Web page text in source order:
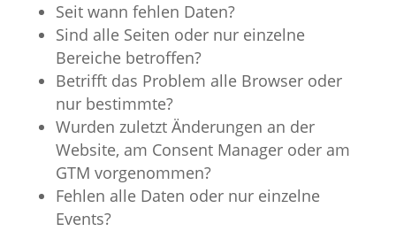
Seit wann fehlen Daten?
Sind alle Seiten oder nur einzelne
Bereiche betroffen?
Betrifft das Problem alle Browser oder
nur bestimmte?
Wurden zuletzt Änderungen an der
Website, am Consent Manager oder am
GTM vorgenommen?
Fehlen alle Daten oder nur einzelne
Events?